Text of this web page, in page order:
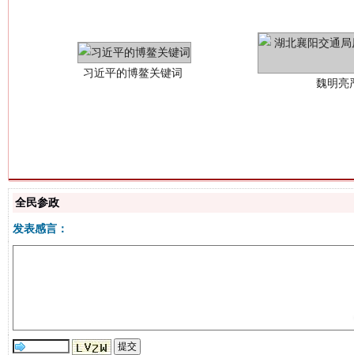
生
全民参政
发表感言：